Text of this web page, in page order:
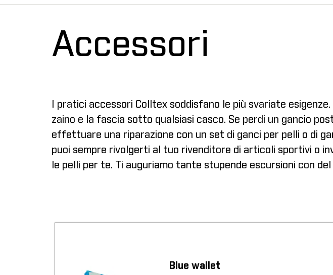
Accessori
I pratici accessori Colltex soddisfano le più svariate
zaino e la fascia sotto qualsiasi casco. Se perdi un gancio
effettuare una riparazione con un set di ganci per pelli o di
puoi sempre rivolgerti al tuo rivenditore di articoli sportivi o
le pelli per te. Ti auguriamo tante stupende escursioni con
Blue wallet